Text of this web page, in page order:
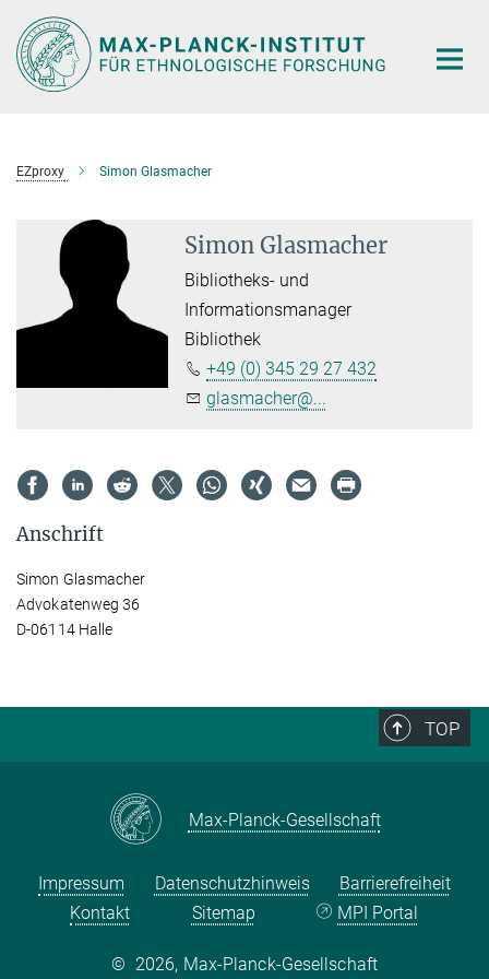
Hauptinhalt
EZproxy Simon Glasmacher
Simon Glasmacher
Bibliotheks- und
Informationsmanager
Bibliothek
+49 (0) 345 29 27 432
glasmacher@...
Anschrift
Simon Glasmacher
Advokatenweg 36
D-06114 Halle
TOP
Max-Planck-Gesellschaft
Impressum Datenschutzhinweis
Barrierefreiheit
Kontakt
Sitemap MPI Portal
© 2026, Max-Planck-Gesellschaft